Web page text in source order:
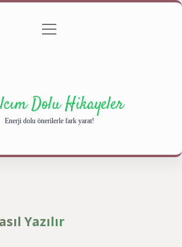
Gizlilik Politikası
menüyü
Dolu Hikayeler
Enerji dolu önerilerle fark yarat!
Yazılır